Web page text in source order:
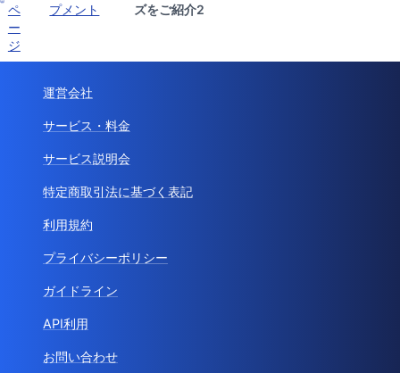
ペ
ー
ジ
プメント
ズをご紹介2
運営会社
サービス・料金
サービス説明会
特定商取引法に基づく表記
利用規約
プライバシーポリシー
ガイドライン
API利用
お問い合わせ